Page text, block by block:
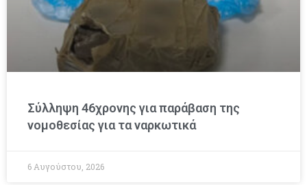
Σύλληψη 46χρονης για παράβαση της
νομοθεσίας για τα ναρκωτικά
6 Αυγούστου, 2026